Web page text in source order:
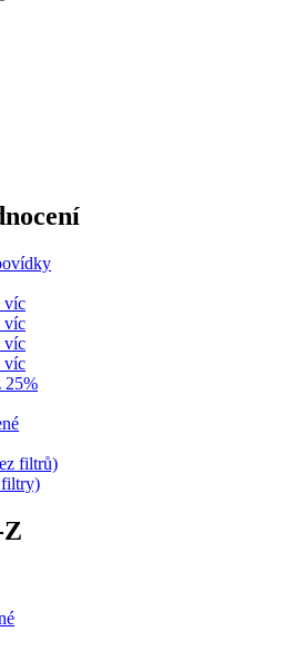
víc
víc
víc
víc
25%
filtrů)
filtry)
Z